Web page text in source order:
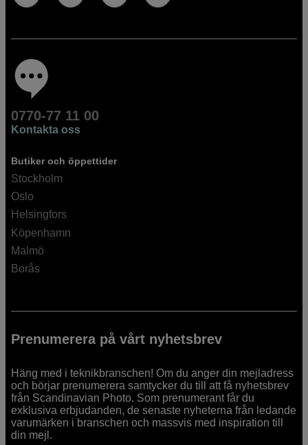
0770-77 11 00
Kontakta oss
Butiker och öppettider
Stockholm
Oslo
Helsingfors
Köpenhamn
Malmö
Borås
Prenumerera på vårt nyhetsbrev
Häng med i teknikbranschen! Om du anger din mejladress
och börjar prenumerera samtycker du till att få nyhetsbrev
från Scandinavian Photo. Som prenumerant får du
exklusiva erbjudanden, de senaste nyheterna från ledande
varumärken i branschen och massvis med inspiration till
din mejl.